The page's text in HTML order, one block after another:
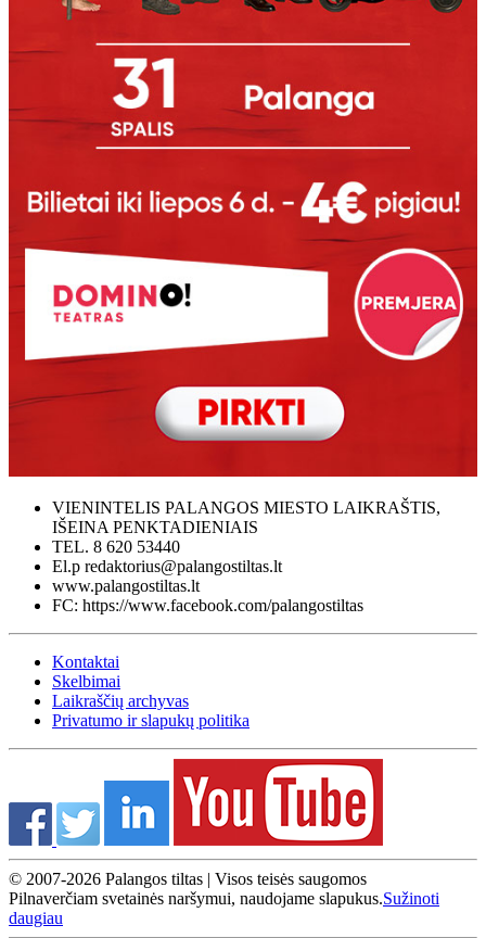
VIENINTELIS PALANGOS MIESTO LAIKRAŠTIS,
IŠEINA PENKTADIENIAIS
TEL. 8 620 53440
El.p redaktorius@palangostiltas.lt
www.palangostiltas.lt
FC: https://www.facebook.com/palangostiltas
Kontaktai
Skelbimai
Laikraščių archyvas
Privatumo ir slapukų politika
© 2007-2026 Palangos tiltas | Visos teisės saugomos
Pilnaverčiam svetainės naršymui, naudojame slapukus.Sužinoti
daugiau